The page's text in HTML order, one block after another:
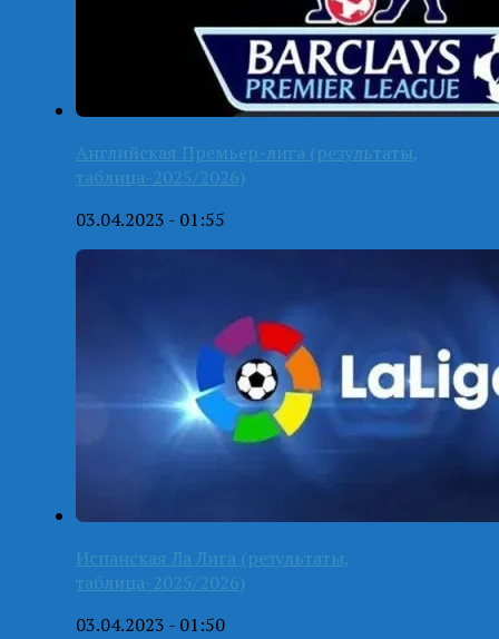
Английская Премьер-лига (результаты,
таблица-2025/2026)
03.04.2023 - 01:55
Испанская Ла Лига (результаты,
таблица-2025/2026)
03.04.2023 - 01:50